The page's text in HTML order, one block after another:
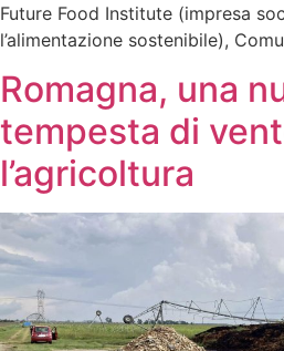
Future Food Institute (impresa
l’alimentazione sostenibile),
Romagna, una
tempesta di
l’agricoltura